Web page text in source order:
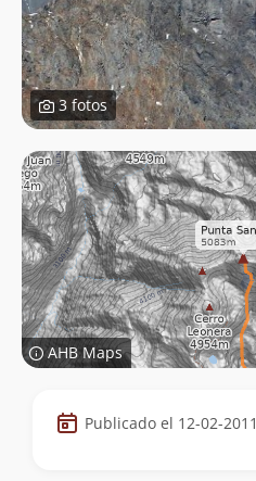
3 fotos
AHB Maps
Datos
de
Publicado el 12-02-2011